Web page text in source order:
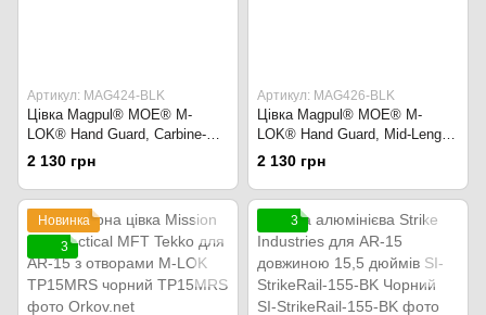
Артикул: MAG424-BLK
Цівка Magpul® MOE® M-
LOK® Hand Guard, Carbine-
Length для AR15/M4 MAG424-
BLK Чорний
2 130 грн
Артикул: MAG426-BLK
Цівка Magpul® MOE® M-
LOK® Hand Guard, Mid-Length
для AR15/M4 MAG426-BLK
2 130 грн
Новинка
3
3